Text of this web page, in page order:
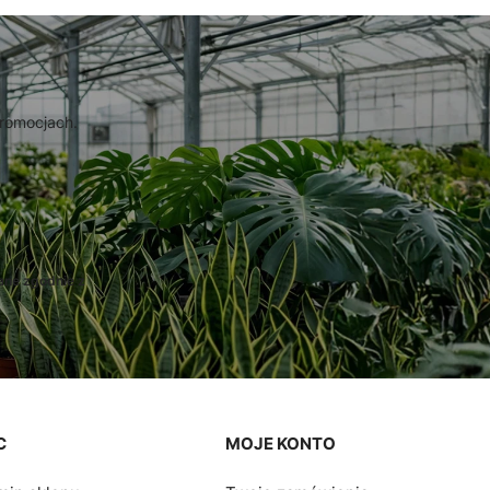
zgodnie z
MOJE KONTO